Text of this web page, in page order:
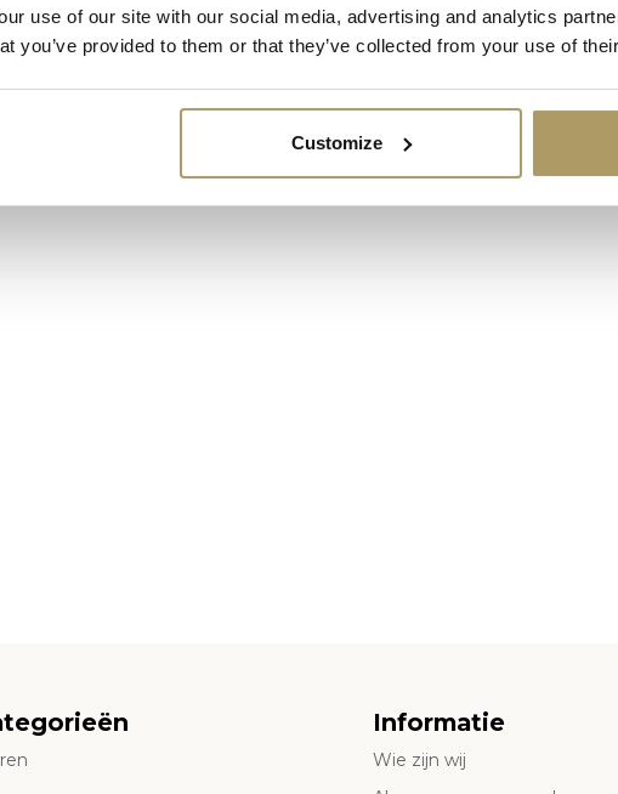
use of our site with our social media, advertising and analytics
you’ve provided to them or that they’ve collected from your use of
Customize
Informatie
Wie zijn wij